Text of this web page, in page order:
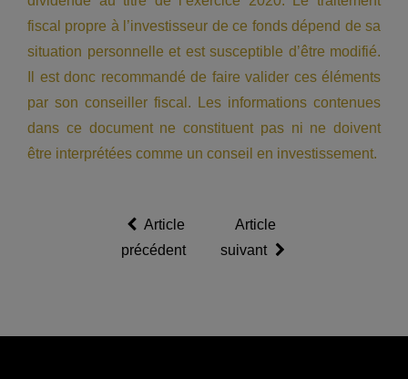
fiscal propre à l’investisseur de ce fonds dépend de sa
situation personnelle et est susceptible d’être modifié.
Il est donc recommandé de faire valider ces éléments
par son conseiller fiscal. Les informations contenues
dans ce document ne constituent pas ni ne doivent
être interprétées comme un conseil en investissement.
Article
précédent
Article
suivant